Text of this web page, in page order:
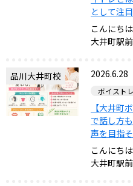
として注目
こんにち
大井町駅
品川大井町校 2026.6.28
ボイスト
【大井町
で話し方
声を目指
こんにち
大井町駅